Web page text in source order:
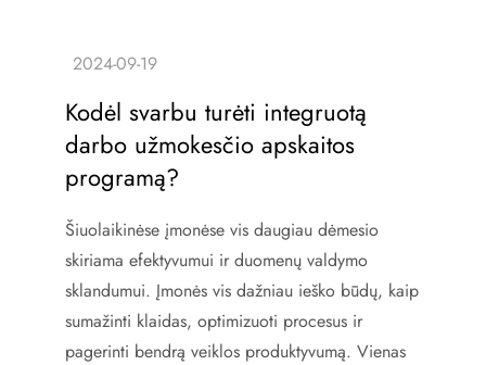
Kodėl svarbu turėti integruotą
darbo užmokesčio apskaitos
programą?
Šiuolaikinėse įmonėse vis daugiau dėmesio
skiriama efektyvumui ir duomenų valdymo
sklandumui. Įmonės vis dažniau ieško būdų, kaip
sumažinti klaidas, optimizuoti procesus ir
pagerinti bendrą veiklos produktyvumą. Vienas